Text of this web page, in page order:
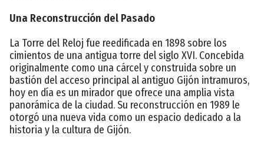
Una Reconstrucción del Pasado
La Torre del Reloj fue reedificada en 1898 sobre los
cimientos de una antigua torre del siglo XVI. Concebida
originalmente como una cárcel y construida sobre un
bastión del acceso principal al antiguo Gijón intramuros,
hoy en día es un mirador que ofrece una amplia vista
panorámica de la ciudad. Su reconstrucción en 1989 le
otorgó una nueva vida como un espacio dedicado a la
historia y la cultura de Gijón.